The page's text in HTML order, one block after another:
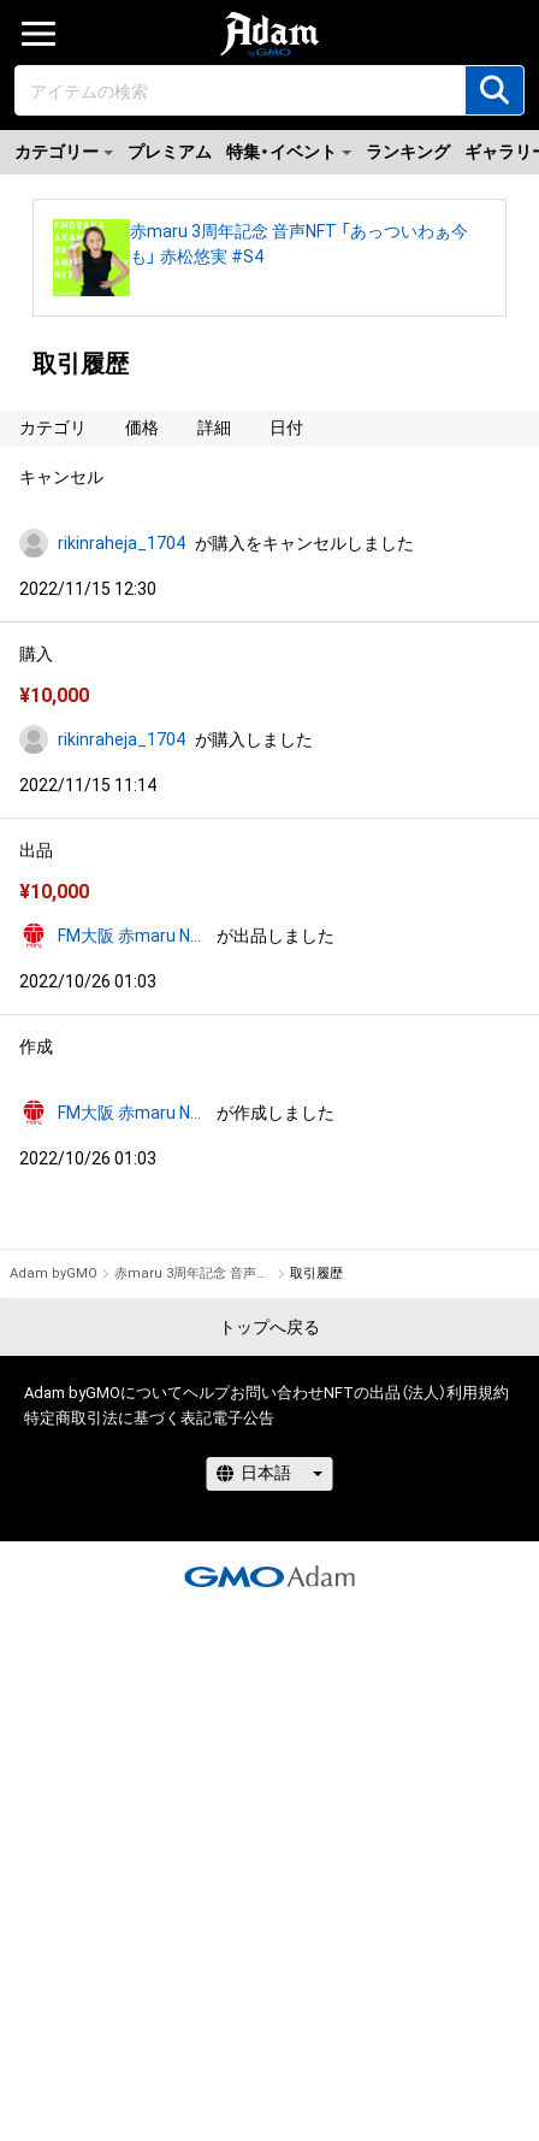
カテゴリー プレミアム 特集・イベント ランキング ギャラリ
赤maru 3周年記念 音声NFT 「あっついわぁ今
も」 赤松悠実 #S4
取引履歴
カテゴリ 価格 詳細 日付
キャンセル
rikinraheja_1704 が購入をキャンセルしました
2022/11/15 12:30
購入
¥10,000
rikinraheja_1704 が購入しました
2022/11/15 11:14
出品
¥10,000
が出品しました
2022/10/26 01:03
作成
が作成しました
2022/10/26 01:03
Adam byGMO 赤maru 3周年記念 音声NFT 「あっついわぁ今も」 赤松悠実 #S4 取引履歴
トップへ戻る
Adam byGMOについてヘルプお問い合わせNFTの出品（法人）利用規約
特定商取引法に基づく表記電子公告